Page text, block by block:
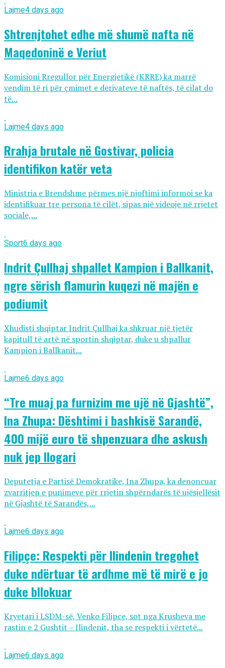
Lajme4 days ago
Shtrenjtohet edhe më shumë nafta në
Maqedoninë e Veriut
Komisioni Rregullor për Energjetikë (KRRE) ka marrë
vendim të ri për çmimet e derivateve të naftës, të cilat do
të...
Lajme4 days ago
Rrahja brutale në Gostivar, policia
identifikon katër veta
Ministria e Brendshme përmes një njoftimi informoi se ka
identifikuar tre persona të cilët, sipas një videoje në rrjetet
sociale,...
Sport6 days ago
Indrit Çullhaj shpallet Kampion i Ballkanit,
ngre sërish flamurin kuqezi në majën e
podiumit
Xhudisti shqiptar Indrit Çullhaj ka shkruar një tjetër
kapitull të artë në sportin shqiptar, duke u shpallur
Kampion i Ballkanit...
Lajme6 days ago
“Tre muaj pa furnizim me ujë në Gjashtë”,
Ina Zhupa: Dështimi i bashkisë Sarandë,
400 mijë euro të shpenzuara dhe askush
nuk jep llogari
Deputetja e Partisë Demokratike, Ina Zhupa, ka denoncuar
zvarritjen e punimeve për rrjetin shpërndarës të ujësjellësit
në Gjashtë të Sarandës,...
Lajme6 days ago
Filipçe: Respekti për Ilindenin tregohet
duke ndërtuar të ardhme më të mirë e jo
duke bllokuar
Kryetari i LSDM-së, Venko Filipce, sot nga Krusheva me
rastin e 2 Gushtit – Ilindenit, tha se respekti i vërtetë...
Lajme6 days ago